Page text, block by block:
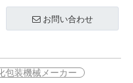
520A
お問い合わせ
包装機械メーカー